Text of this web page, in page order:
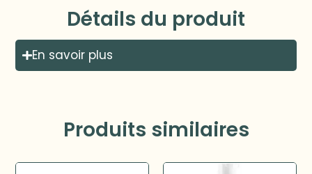
Détails du produit
En savoir plus
Produits similaires